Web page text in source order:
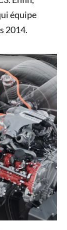
équipe
2014.